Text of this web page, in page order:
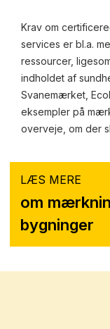
Krav om
services er bl.a.
ressourcer,
indholdet af
Svanemærket,
eksempler på
overveje, om der
LÆS MERE
om
bygninger